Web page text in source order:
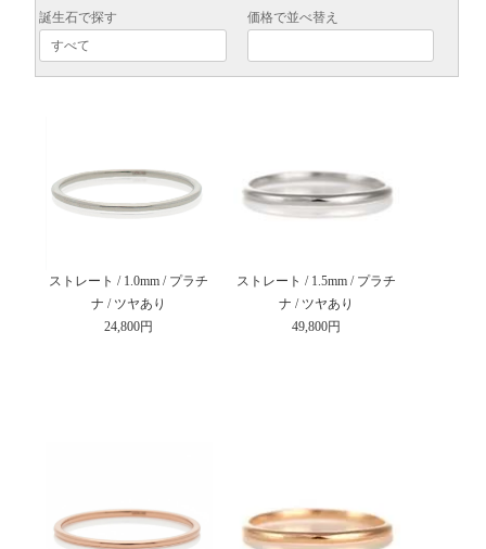
誕生石で探す 価格で並べ替え
ストレート / 1.0mm / プラチ
ナ / ツヤあり
24,800円
ストレート / 1.5mm / プラチ
ナ / ツヤあり
49,800円